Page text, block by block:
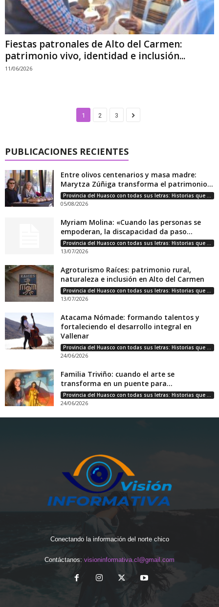
Fiestas patronales de Alto del Carmen:
patrimonio vivo, identidad e inclusión...
11/06/2026
1 2 3
PUBLICACIONES RECIENTES
Entre olivos centenarios y masa madre:
Marytza Zúñiga transforma el patrimonio...
05/08/2026
Myriam Molina: «Cuando las personas se
empoderan, la discapacidad da paso...
13/07/2026
Agroturismo Raíces: patrimonio rural,
naturaleza e inclusión en Alto del Carmen
13/07/2026
Atacama Nómade: formando talentos y
fortaleciendo el desarrollo integral en
Vallenar
24/06/2026
Familia Triviño: cuando el arte se
transforma en un puente para...
24/06/2026
Conectando la información del norte chico
Contáctanos: visioninformativa.cl@gmail.com